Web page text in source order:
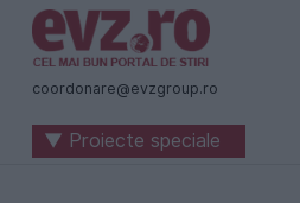
Știri
naționale
internaționale
coordonare@evzgroup.ro
▼ Proiecte speciale